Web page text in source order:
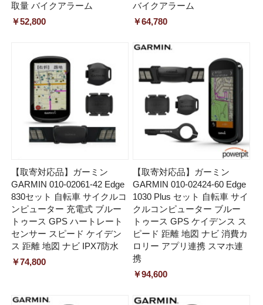
取量 バイクアラーム
￥52,800
バイクアラーム
￥64,780
【取寄対応品】ガーミン
GARMIN 010-02061-42 Edge
830セット 自転車 サイクルコ
ンピューター 充電式 ブルー
トゥース GPS ハートレート
センサー スピード ケイデン
ス 距離 地図 ナビ IPX7防水
￥74,800
【取寄対応品】ガーミン
GARMIN 010-02424-60 Edge
1030 Plus セット 自転車 サイ
クルコンピューター ブルー
トゥース GPS ケイデンス ス
ピード 距離 地図 ナビ 消費カ
ロリー アプリ連携 スマホ連
携
￥94,600